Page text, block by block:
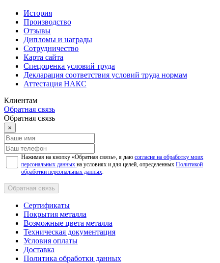
История
Производство
Отзывы
Дипломы и награды
Сотрудничество
Карта сайта
Спецоценка условий труда
Декларация соответствия условий труда нормам
Аттестация НАКС
Клиентам
Обратная связь
Обратная связь
×
Нажимая на кнопку «Обратная связь», я даю согласие на обработку моих
персональных данных на условиях и для целей, определенных Политикой
обработки персональных данных
Обратная связь
Сертификаты
Покрытия металла
Возможные цвета металла
Техническая документация
Условия оплаты
Доставка
Политика обработки данных